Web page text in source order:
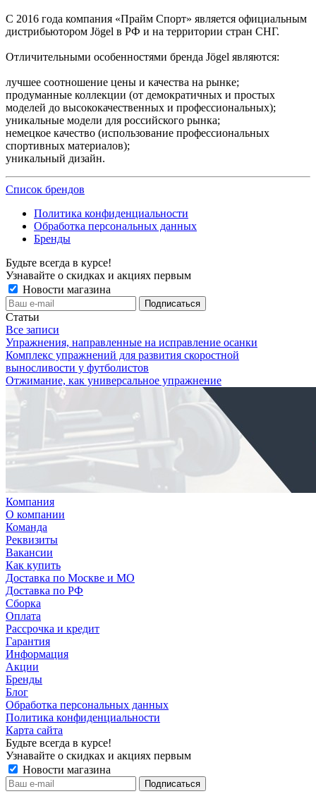
С 2016 года компания «Прайм Спорт» является официальным
дистрибьютором Jögel в РФ и на территории стран СНГ.
Отличительными особенностями бренда Jögel являются:
лучшее соотношение цены и качества на рынке;
продуманные коллекции (от демократичных и простых
моделей до высококачественных и профессиональных);
уникальные модели для российского рынка;
немецкое качество (использование профессиональных
спортивных материалов);
уникальный дизайн.
Список брендов
Политика конфиденциальности
Обработка персональных данных
Бренды
Будьте всегда в курсе!
Узнавайте о скидках и акциях первым
Новости магазина
Статьи
Все записи
Упражнения, направленные на исправление осанки
Комплекс упражнений для развития скоростной
выносливости у футболистов
Отжимание, как универсальное упражнение
Компания
О компании
Команда
Реквизиты
Вакансии
Как купить
Доставка по Москве и МО
Доставка по РФ
Сборка
Оплата
Рассрочка и кредит
Гарантия
Информация
Акции
Бренды
Блог
Обработка персональных данных
Политика конфиденциальности
Карта сайта
Будьте всегда в курсе!
Узнавайте о скидках и акциях первым
Новости магазина